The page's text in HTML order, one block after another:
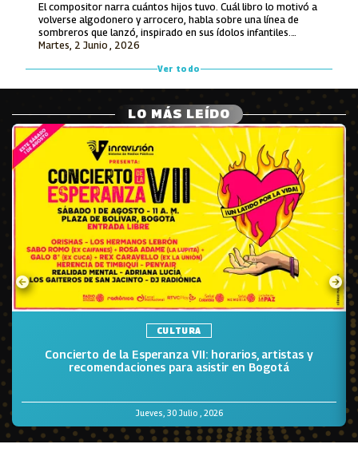
Martes, 2 Junio , 2026
El compositor narra cuántos hijos tuvo. Cuál libro lo motivó a
volverse algodonero y arrocero, habla sobre una línea de
sombreros que lanzó, inspirado en sus ídolos infantiles.
También recuerda lo que le ofrecieron por hacerle una
inédito que luego grabó Jorge Oñate.
Ver todo
LO MÁS LEÍDO
CULTURA
Jueves, 30 Julio , 2026
Concierto de la Esperanza VII: horarios, artistas y
recomendaciones para asistir en Bogotá